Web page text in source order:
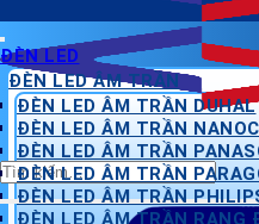
Tìm
kiếm:
ĐÈN LED
ĐÈN LED ÂM TRẦN
ĐÈN LED ÂM TRẦN DUHAL
ĐÈN LED ÂM TRẦN
ĐÈN LED ÂM TRẦN
ĐÈN LED ÂM TRẦN
ĐÈN LED ÂM TRẦN
ĐÈN LED ÂM TRẦN RẠNG